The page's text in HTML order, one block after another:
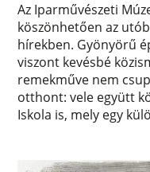
Az Iparművészeti
köszönhetően az
hírekben. Gyönyörű
viszont kevésbé
remekműve nem
otthont: vele együtt
Iskola is, mely egy